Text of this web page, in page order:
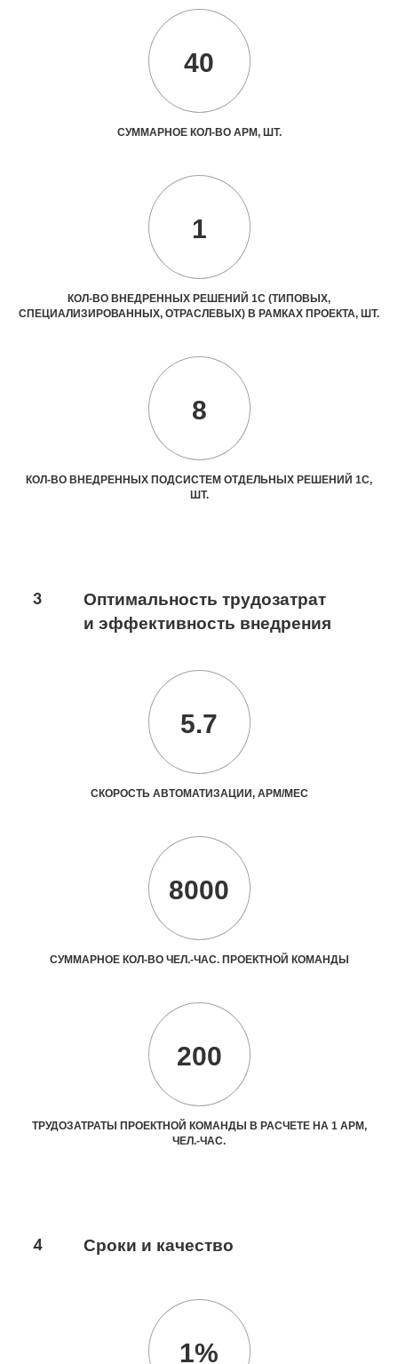
40
СУММАРНОЕ КОЛ-ВО АРМ, ШТ.
1
КОЛ-ВО ВНЕДРЕННЫХ РЕШЕНИЙ 1С (ТИПОВЫХ,
СПЕЦИАЛИЗИРОВАННЫХ, ОТРАСЛЕВЫХ) В РАМКАХ ПРОЕКТА, ШТ.
8
КОЛ-ВО ВНЕДРЕННЫХ ПОДСИСТЕМ ОТДЕЛЬНЫХ РЕШЕНИЙ 1С,
ШТ.
3
Оптимальность трудозатрат
и эффективность внедрения
5.7
СКОРОСТЬ АВТОМАТИЗАЦИИ, АРМ/МЕС
8000
СУММАРНОЕ КОЛ-ВО ЧЕЛ.-ЧАС. ПРОЕКТНОЙ КОМАНДЫ
200
ТРУДОЗАТРАТЫ ПРОЕКТНОЙ КОМАНДЫ В РАСЧЕТЕ НА 1 АРМ,
ЧЕЛ.-ЧАС.
4 Сроки и качество
1%